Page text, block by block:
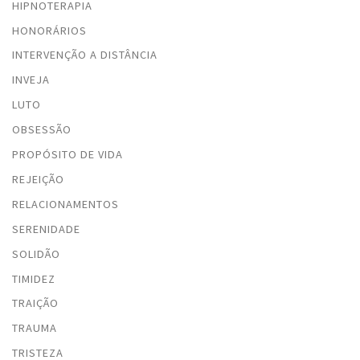
HIPNOTERAPIA
HONORÁRIOS
INTERVENÇÃO A DISTÂNCIA
INVEJA
LUTO
OBSESSÃO
PROPÓSITO DE VIDA
REJEIÇÃO
RELACIONAMENTOS
SERENIDADE
SOLIDÃO
TIMIDEZ
TRAIÇÃO
TRAUMA
TRISTEZA